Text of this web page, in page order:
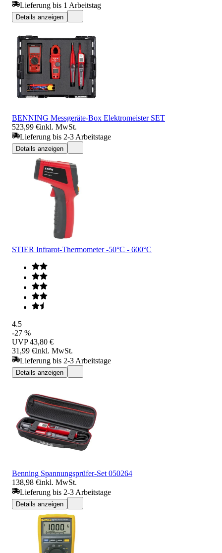
Lieferung bis 1 Arbeitstag
Details anzeigen
BENNING Messgeräte-Box Elektromeister SET
523,99 €inkl. MwSt.
Lieferung bis 2-3 Arbeitstage
Details anzeigen
STIER Infrarot-Thermometer -50°C - 600°C
4.5
-27 %
UVP 43,80 €
31,99 €inkl. MwSt.
Lieferung bis 2-3 Arbeitstage
Details anzeigen
Benning Spannungsprüfer-Set 050264
138,98 €inkl. MwSt.
Lieferung bis 2-3 Arbeitstage
Details anzeigen